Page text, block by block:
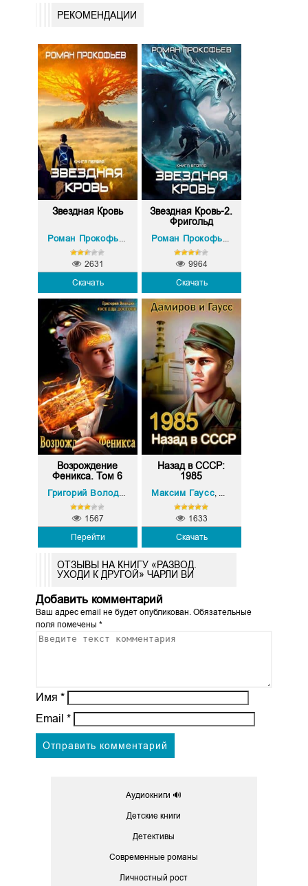
РЕКОМЕНДАЦИИ
Звездная Кровь
Роман Прокофьев
Скачать
2631
Звездная Кровь-2.
Фригольд
Роман Прокофьев
Скачать
9964
Возрождение
Феникса. Том 6
Перейти
1567
Назад в СССР:
1985
Максим Гаусс
Скачать
1633
ОТЗЫВЫ НА КНИГУ «РАЗВОД.
УХОДИ К ДРУГОЙ» ЧАРЛИ ВИ
Добавить комментарий
Ваш адрес email не будет опубликован.Обязательные
поля помечены *
Имя *
Email *
Аудиокниги 🔊
Детские книги
Детективы
Современные романы
Личностный рост